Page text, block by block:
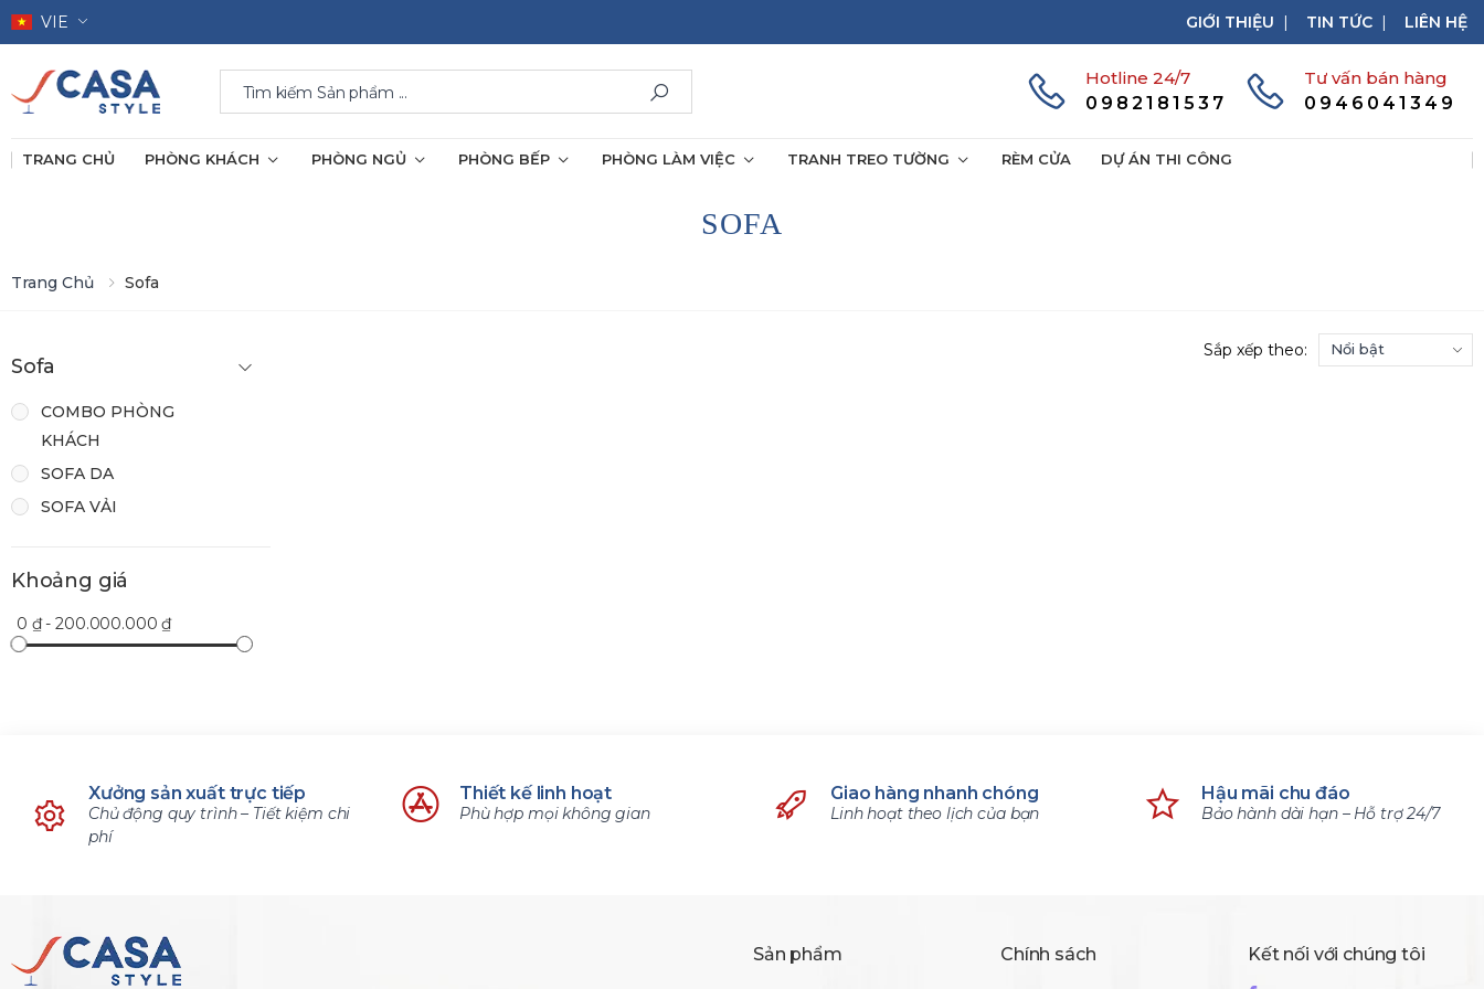
VIE GIỚI THIỆU | TIN TỨC | LIÊN HỆ
Search
Hotline 24/7
0982181537
Tư vấn bán hàng
0946041349
TRANG CHỦ PHÒNG KHÁCH PHÒNG NGỦ PHÒNG BẾP PHÒNG LÀM VIỆC TRANH TREO TƯỜNG RÈM CỬA DỰ ÁN THI CÔNG
SOFA
Trang Chủ Sofa
Sofa
COMBO PHÒNG
KHÁCH
SOFA DA
SOFA VẢI
Khoảng giá
0 ₫ - 200.000.000 ₫
Sắp xếp theo:
Xưởng sản xuất trực tiếp
Chủ động quy trình – Tiết kiệm chi
phí
Thiết kế linh hoạt
Phù hợp mọi không gian
Giao hàng nhanh chóng
Linh hoạt theo lịch của bạn
Hậu mãi chu đáo
Bảo hành dài hạn – Hỗ trợ 24/7
Sản phẩm Chính sách Kết nối với chúng tôi